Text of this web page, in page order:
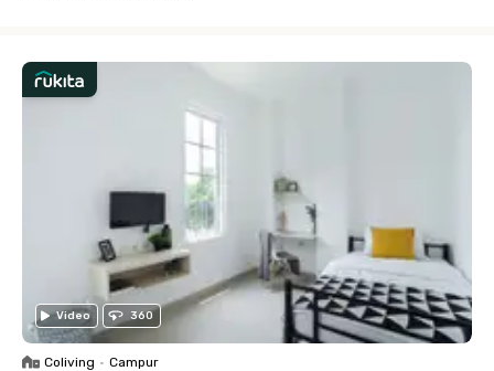
Video 360
Coliving • Campur